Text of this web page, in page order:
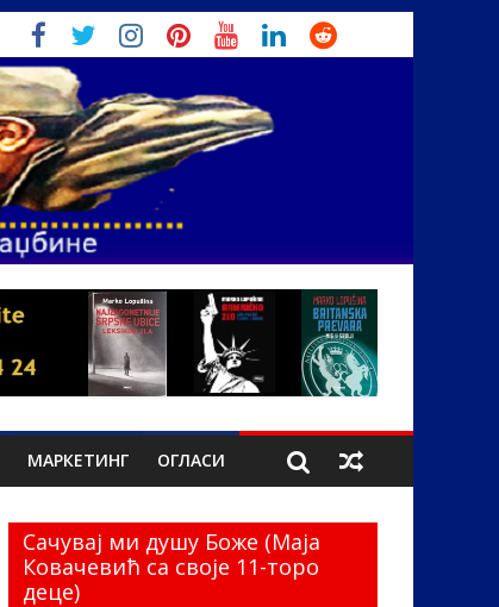
МАРКЕТИНГ ОГЛАСИ
Сачувај ми душу Боже (Маја
Ковачевић са своје 11-торо
деце)